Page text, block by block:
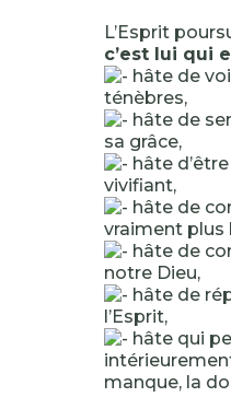
L’Esprit
c’est lui qui
hâte de
ténèbres,
hâte de
sa grâce,
hâte
vivifiant,
hâte de
vraiment plus
hâte de
notre Dieu,
hâte de
l’Esprit,
hâte qui
manque, la